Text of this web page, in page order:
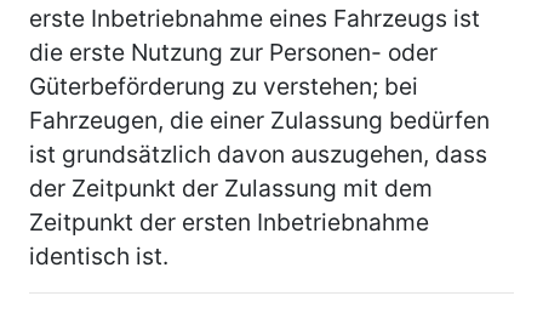
erste Inbetriebnahme eines Fahrzeugs ist
die erste Nutzung zur Personen- oder
Güterbeförderung zu verstehen; bei
Fahrzeugen, die einer Zulassung bedürfen
ist grundsätzlich davon auszugehen, dass
der Zeitpunkt der Zulassung mit dem
Zeitpunkt der ersten Inbetriebnahme
identisch ist.